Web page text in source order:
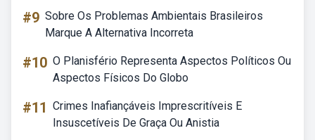
#9 Sobre Os Problemas Ambientais Brasileiros
Marque A Alternativa Incorreta
#10 O Planisfério Representa Aspectos Políticos Ou
Aspectos Físicos Do Globo
#11 Crimes Inafiançáveis Imprescritíveis E
Insuscetíveis De Graça Ou Anistia